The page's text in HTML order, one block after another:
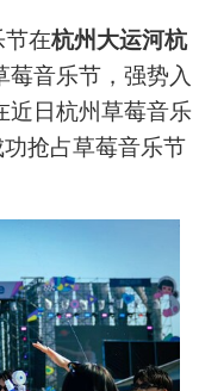
节在杭州大运河杭
莓音乐节，强势入
近日杭州草莓音乐
抢占草莓音乐节